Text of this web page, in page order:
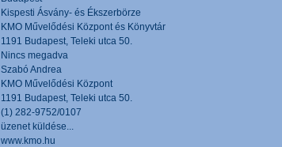
Kispesti Ásvány- és Ékszerbörze
KMO Művelődési Központ és Könyvtár
1191 Budapest, Teleki utca 50.
Nincs megadva
Szabó Andrea
KMO Művelődési Központ
1191 Budapest, Teleki utca 50.
(1) 282-9752/0107
üzenet küldése...
www.kmo.hu